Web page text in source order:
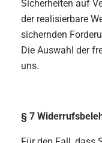
Sicherheiten auf
der realisierbare
sichernden
Die Auswahl der
uns.
§ 7